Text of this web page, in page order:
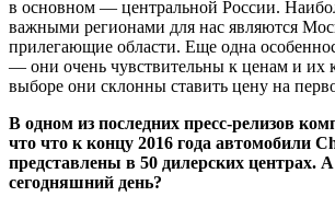
в основном — центральной России.
важными регионами для нас являются
прилегающие области. Еще одна
— они очень чувствительны к ценам и их
выборе они склонны ставить цену на
В одном из последних пресс-релизов
что что к концу 2016 года автомобили
представлены в 50 дилерских центрах.
сегодняшний день?